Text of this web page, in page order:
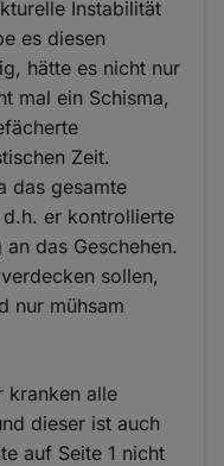
Instabilität
es diesen
hätte es nicht nur
mal ein Schisma,
Zeit.
das gesamte
er kontrollierte
das Geschehen.
sollen,
nur mühsam
kranken alle
dieser ist auch
auf Seite 1 nicht